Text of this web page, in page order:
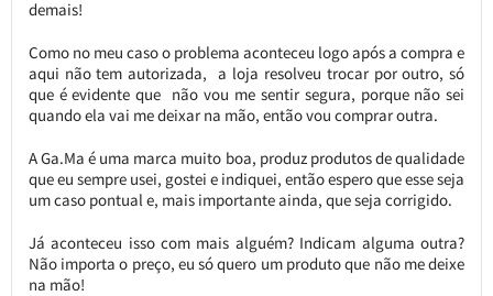
demais!
Como no meu caso o problema aconteceu logo após a compra e
aqui não tem autorizada, a loja resolveu trocar por outro, só
que é evidente que não vou me sentir segura, porque não sei
quando ela vai me deixar na mão, então vou comprar outra.
A Ga.Ma é uma marca muito boa, produz produtos de qualidade
que eu sempre usei, gostei e indiquei, então espero que esse seja
um caso pontual e, mais importante ainda, que seja corrigido.
Já aconteceu isso com mais alguém? Indicam alguma outra?
Não importa o preço, eu só quero um produto que não me deixe
na mão!